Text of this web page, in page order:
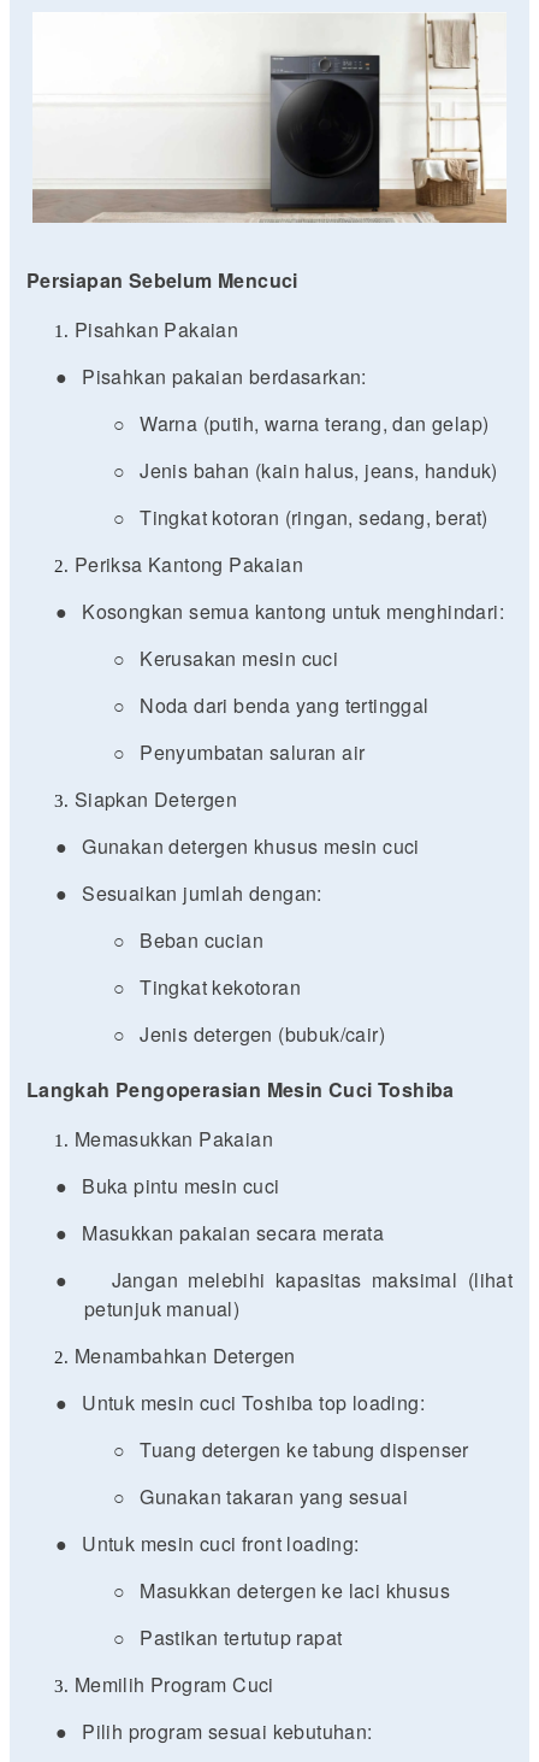
Persiapan Sebelum Mencuci
Pisahkan Pakaian
●
Pisahkan pakaian berdasarkan:
○ Warna (putih, warna terang, dan gelap)
○ Jenis bahan (kain halus, jeans, handuk)
○ Tingkat kotoran (ringan, sedang, berat)
Periksa Kantong Pakaian
●
Kosongkan semua kantong untuk menghindari:
○
Kerusakan mesin cuci
○
Noda dari benda yang tertinggal
○
Penyumbatan saluran air
Siapkan Detergen
● Gunakan detergen khusus mesin cuci
● Sesuaikan jumlah dengan:
○
Beban cucian
○ Tingkat kekotoran
○ Jenis detergen (bubuk/cair)
Langkah Pengoperasian Mesin Cuci Toshiba
Memasukkan Pakaian
●
Buka pintu mesin cuci
●
Masukkan pakaian secara merata
●
Jangan melebihi kapasitas maksimal (lihat
petunjuk manual)
Menambahkan Detergen
●
Untuk mesin cuci Toshiba top loading:
○ Tuang detergen ke tabung dispenser
○ Gunakan takaran yang sesuai
●
Untuk mesin cuci front loading:
○
Masukkan detergen ke laci khusus
○
Pastikan tertutup rapat
Memilih Program Cuci
●
Pilih program sesuai kebutuhan: